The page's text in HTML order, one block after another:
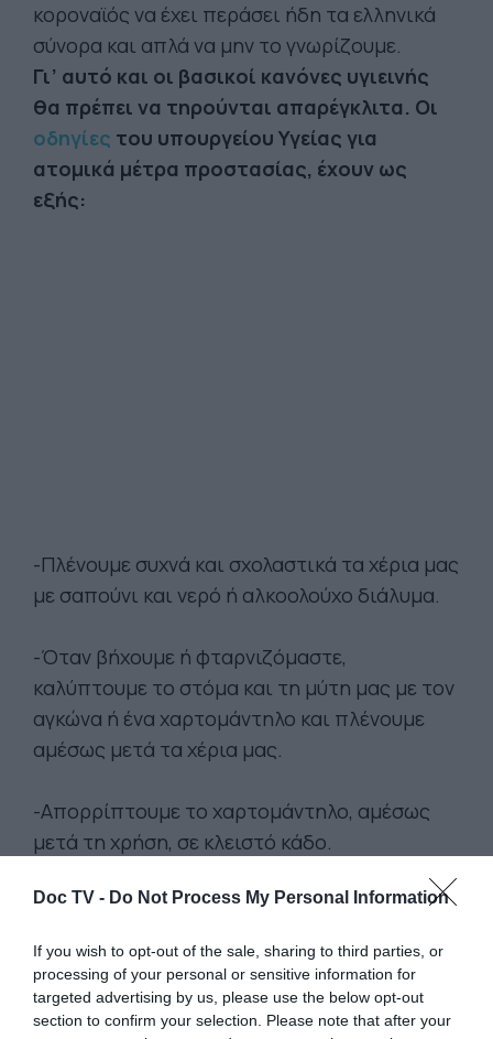
Doc TV - Do Not Process My Personal Information
If you wish to opt-out of the sale, sharing to third parties, or
processing of your personal or sensitive information for
targeted advertising by us, please use the below opt-out
section to confirm your selection. Please note that after your
κοροναϊός να έχει περάσει ήδη τα ελληνικά
σύνορα και απλά να μην το γνωρίζουμε.
Γι’ αυτό και οι βασικοί κανόνες υγιεινής
θα πρέπει να τηρούνται απαρέγκλιτα. Οι
οδηγίες του υπουργείου Υγείας για
ατομικά μέτρα προστασίας, έχουν ως
εξής:
-Πλένουμε συχνά και σχολαστικά τα χέρια μας
με σαπούνι και νερό ή αλκοολούχο διάλυμα.
-Όταν βήχουμε ή φταρνιζόμαστε,
καλύπτουμε το στόμα και τη μύτη μας με τον
αγκώνα ή ένα χαρτομάντηλο και πλένουμε
αμέσως μετά τα χέρια μας.
-Απορρίπτουμε το χαρτομάντηλο, αμέσως
μετά τη χρήση, σε κλειστό κάδο.
-Πλένουμε τα χέρια μας επίσης όταν
μετά από χρήση τουαλέτας, όταν ερχόμαστε
σε επαφή με ζώα.